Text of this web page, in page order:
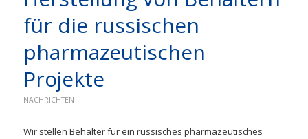
für die russischen
pharmazeutischen
Projekte
NACHRICHTEN
Wir stellen Behälter für ein russisches pharmazeutisches